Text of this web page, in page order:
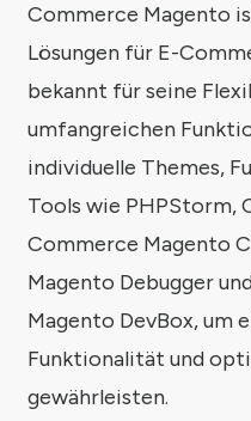
Commerce Magento
Lösungen für E-
bekannt für seine
umfangreichen
individuelle Themes,
Tools wie PHPStorm,
Commerce Magento
Magento Debugger
Magento DevBox, um
Funktionalität und
gewährleisten.